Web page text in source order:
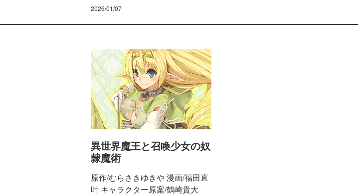
2026/01/07
異世界魔王と召喚少女の奴
隷魔術
原作/むらさきゆきや 漫画/福田直
叶 キャラクター原案/鶴崎貴大